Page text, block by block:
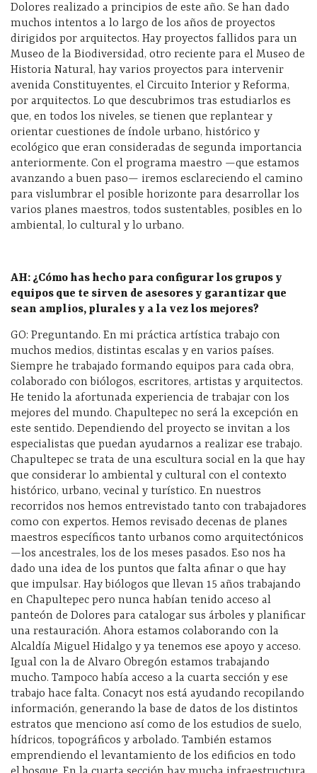
Dolores realizado a principios de este año. Se han dado
muchos intentos a lo largo de los años de proyectos
dirigidos por arquitectos. Hay proyectos fallidos para un
Museo de la Biodiversidad, otro reciente para el Museo de
Historia Natural, hay varios proyectos para intervenir
avenida Constituyentes, el Circuito Interior y Reforma,
por arquitectos. Lo que descubrimos tras estudiarlos es
que, en todos los niveles, se tienen que replantear y
orientar cuestiones de índole urbano, histórico y
ecológico que eran consideradas de segunda importancia
anteriormente. Con el programa maestro —que estamos
avanzando a buen paso— iremos esclareciendo el camino
para vislumbrar el posible horizonte para desarrollar los
varios planes maestros, todos sustentables, posibles en lo
ambiental, lo cultural y lo urbano.
AH: ¿Cómo has hecho para configurar los grupos y
equipos que te sirven de asesores y garantizar que
sean amplios, plurales y a la vez los mejores?
GO: Preguntando. En mi práctica artística trabajo con
muchos medios, distintas escalas y en varios países.
Siempre he trabajado formando equipos para cada obra,
colaborado con biólogos, escritores, artistas y arquitectos.
He tenido la afortunada experiencia de trabajar con los
mejores del mundo. Chapultepec no será la excepción en
este sentido. Dependiendo del proyecto se invitan a los
especialistas que puedan ayudarnos a realizar ese trabajo.
Chapultepec se trata de una escultura social en la que hay
que considerar lo ambiental y cultural con el contexto
histórico, urbano, vecinal y turístico. En nuestros
recorridos nos hemos entrevistado tanto con trabajadores
como con expertos. Hemos revisado decenas de planes
maestros específicos tanto urbanos como arquitectónicos
—los ancestrales, los de los meses pasados. Eso nos ha
dado una idea de los puntos que falta afinar o que hay
que impulsar. Hay biólogos que llevan 15 años trabajando
en Chapultepec pero nunca habían tenido acceso al
panteón de Dolores para catalogar sus árboles y planificar
una restauración. Ahora estamos colaborando con la
Alcaldía Miguel Hidalgo y ya tenemos ese apoyo y acceso.
Igual con la de Alvaro Obregón estamos trabajando
mucho. Tampoco había acceso a la cuarta sección y ese
trabajo hace falta. Conacyt nos está ayudando recopilando
información, generando la base de datos de los distintos
estratos que menciono así como de los estudios de suelo,
hídricos, topográficos y arbolado. También estamos
emprendiendo el levantamiento de los edificios en todo